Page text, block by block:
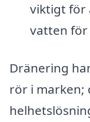
viktigt för
vatten
Dränering
rör i marken;